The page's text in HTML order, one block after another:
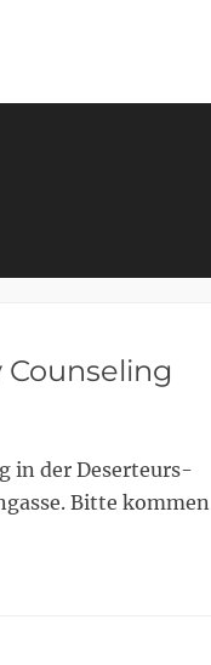
in der Deserteurs-
Bitte kommen